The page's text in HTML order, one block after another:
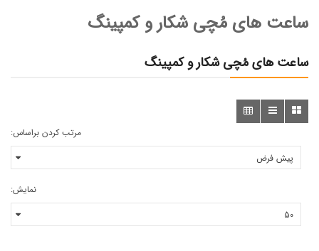
ساعت های مُچی شکار و کمپینگ
ساعت های مُچی شکار و کمپینگ
مرتب کردن براساس:
نمایش: